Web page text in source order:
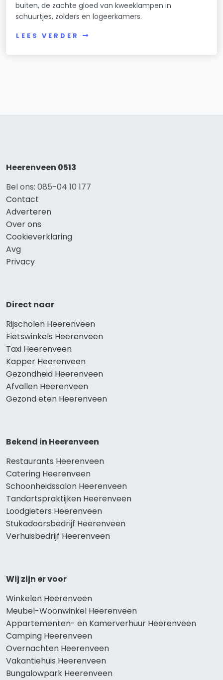
buiten, de zachte gloed van kweeklampen in
schuurtjes, zolders en logeerkamers.
LEES VERDER
Heerenveen 0513
Bel ons: 085-04 10 177
Contact
Adverteren
Over ons
Cookieverklaring
Avg
Privacy
Direct naar
Rijscholen Heerenveen
Fietswinkels Heerenveen
Taxi Heerenveen
Kapper Heerenveen
Gezondheid Heerenveen
Afvallen Heerenveen
Gezond eten Heerenveen
Bekend in Heerenveen
Restaurants Heerenveen
Catering Heerenveen
Schoonheidssalon Heerenveen
Tandartspraktijken Heerenveen
Loodgieters Heerenveen
Stukadoorsbedrijf Heerenveen
Verhuisbedrijf Heerenveen
Wij zijn er voor
Winkelen Heerenveen
Meubel-Woonwinkel Heerenveen
Appartementen- en Kamerverhuur Heerenveen
Camping Heerenveen
Overnachten Heerenveen
Vakantiehuis Heerenveen
Bungalowpark Heerenveen